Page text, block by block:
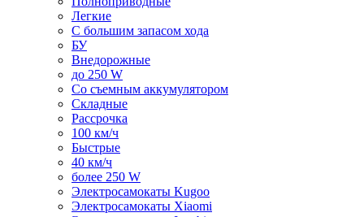
Легкие
С большим запасом хода
БУ
Внедорожные
до 250 W
Со съемным аккумулятором
Складные
Рассрочка
100 км/ч
Быстрые
40 км/ч
более 250 W
Электросамокаты Kugoo
Электросамокаты Xiaomi